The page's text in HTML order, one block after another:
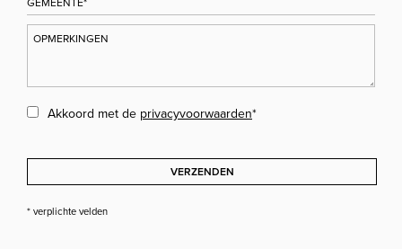
Akkoord met de privacyvoorwaarden*
VERZENDEN
* verplichte velden